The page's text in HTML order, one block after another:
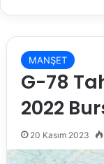
MANŞET
G-78
2022
20 Kasım 2023